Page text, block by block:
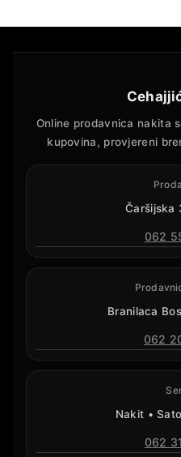
Online prodavnica nakita
kupovina, provjereni
Čaršijska
062
Branilaca
062
Nakit •
062